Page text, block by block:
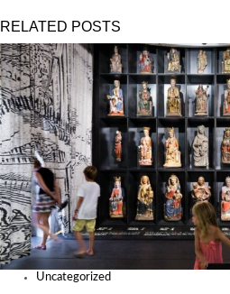
RELATED POSTS
Uncategorized